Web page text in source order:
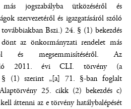
jogszabályba ütközéséről és
szervezetéről és igazgatásáról szóló
Bszi.) 24. § (1) bekezdés
az önkormányzati rendelet más
és megsemmisítéséről. Az
2011. évi CLI. törvény (a
(1) szerint „[a] 71. §-ban foglalt
25. cikk (2) bekezdés c)
áttenni az e törvény hatálybalépését